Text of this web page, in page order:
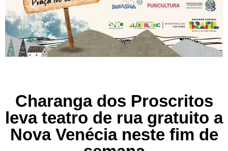
Charanga dos Proscritos
leva teatro de rua gratuito a
Nova Venécia neste fim de